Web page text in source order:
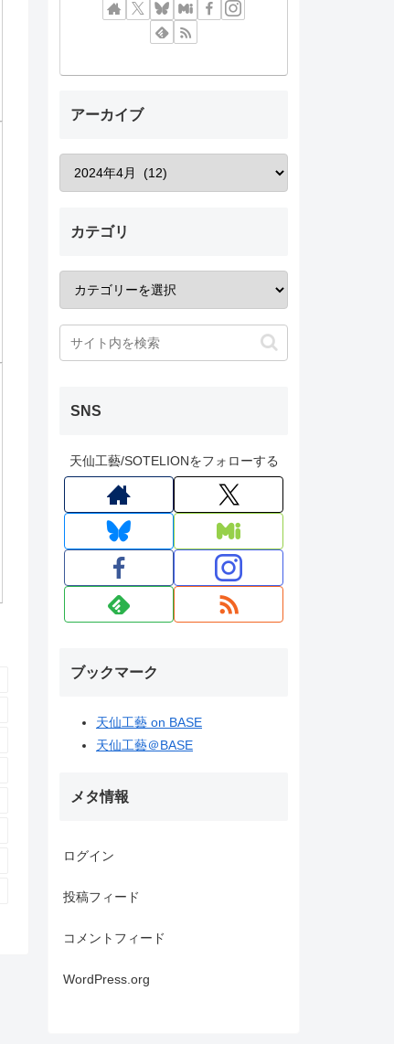
アーカイブ
カテゴリ
SNS
天仙工藝/SOTELIONをフォローする
ブックマーク
天仙工藝 on BASE
天仙工藝＠BASE
メタ情報
ログイン
投稿フィード
コメントフィード
WordPress.org